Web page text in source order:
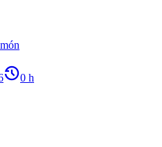
history_20 h